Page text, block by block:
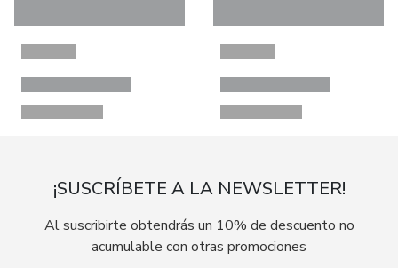
¡SUSCRÍBETE A LA NEWSLETTER!
Al suscribirte obtendrás un 10% de descuento no
acumulable con otras promociones